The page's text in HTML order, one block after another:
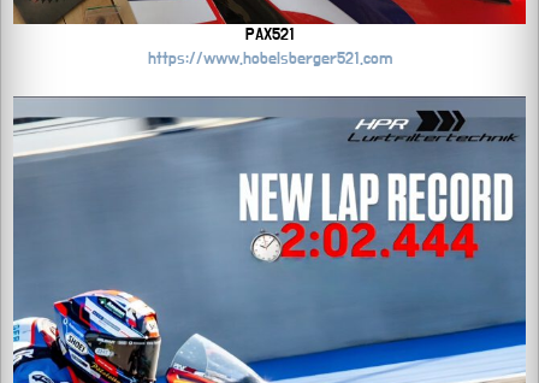
PAX521
https://www.hobelsberger521.com